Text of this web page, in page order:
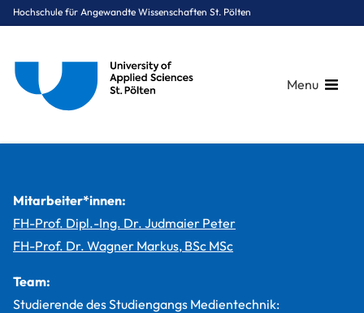
Hochschule für Angewandte Wissenschaften St. Pölten
Menu
Mitarbeiter*innen:
FH-Prof. Dipl.-Ing. Dr. Judmaier Peter
FH-Prof. Dr. Wagner Markus, BSc MSc
Team:
Studierende des Studiengangs Medientechnik: